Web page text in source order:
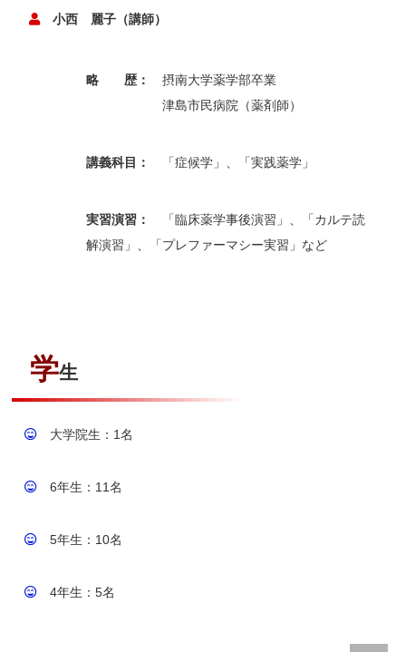
小西 麗子（講師）
略 歴：摂南大学薬学部卒業
津島市民病院（薬剤師）
講義科目： 「症候学」、「実践薬学」
実習演習：
「臨床薬学事後演習」、「カルテ読
解演習」、「プレファーマシー実習」など
学生
大学院生：1名
6年生：11名
5年生：10名
4年生：5名